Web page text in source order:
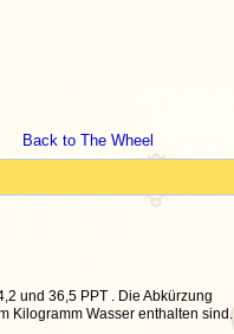
Back to The Wheel
und 36,5 PPT . Die Abkürzung
Kilogramm Wasser enthalten sind.